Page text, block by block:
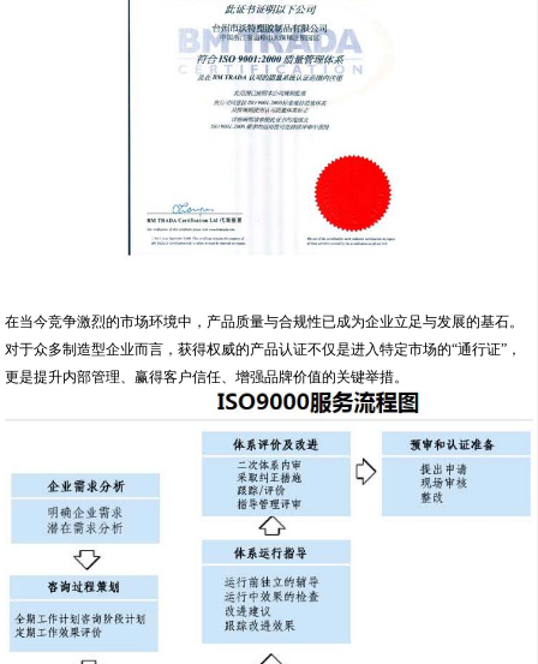
在当今竞争激烈的市场环境中，产品质量与合规性已成为企业立足与发展的基石。
对于众多制造型企业而言，获得权威的产品认证不仅是进入特定市场的“通行证”，
更是提升内部管理、赢得客户信任、增强品牌价值的关键举措。